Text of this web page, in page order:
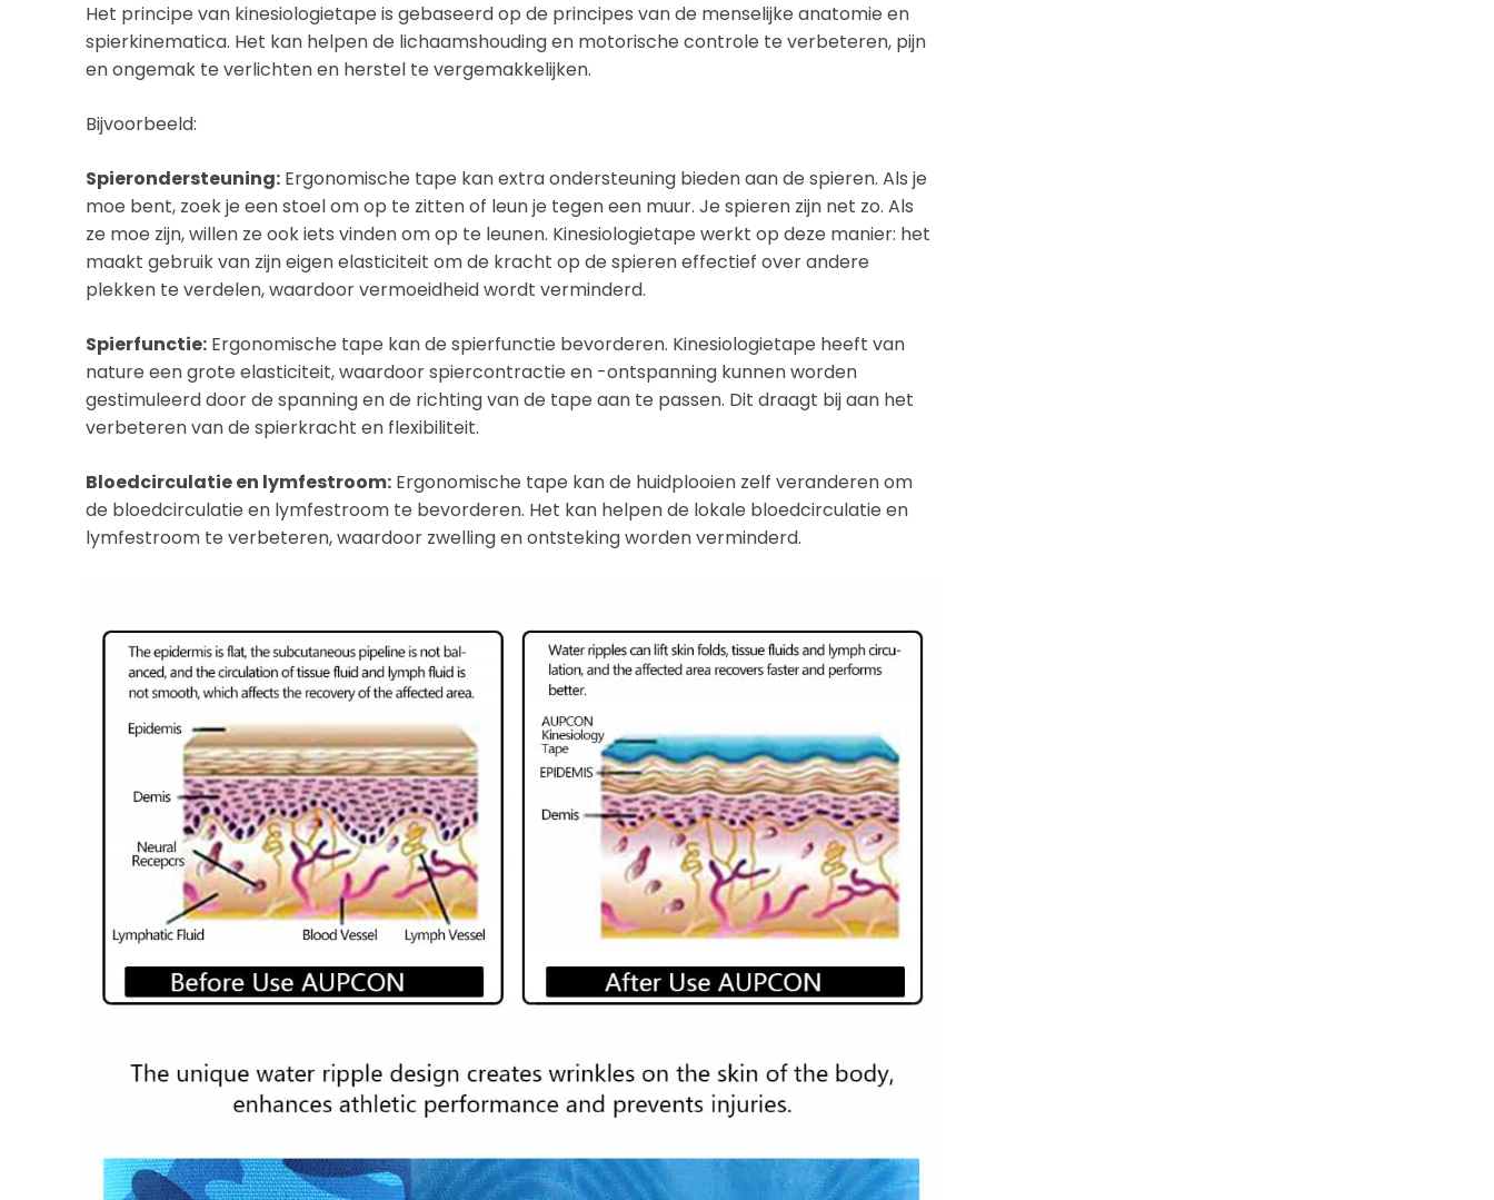
Het principe van kinesiologietape is gebaseerd op de principes van de menselijke anatomie en
spierkinematica. Het kan helpen de lichaamshouding en motorische controle te verbeteren, pijn
en ongemak te verlichten en herstel te vergemakkelijken.
Bijvoorbeeld:
Spierondersteuning: Ergonomische tape kan extra ondersteuning bieden aan de spieren. Als je
moe bent, zoek je een stoel om op te zitten of leun je tegen een muur. Je spieren zijn net zo. Als
ze moe zijn, willen ze ook iets vinden om op te leunen. Kinesiologietape werkt op deze manier: het
maakt gebruik van zijn eigen elasticiteit om de kracht op de spieren effectief over andere
plekken te verdelen, waardoor vermoeidheid wordt verminderd.
Spierfunctie: Ergonomische tape kan de spierfunctie bevorderen. Kinesiologietape heeft van
nature een grote elasticiteit, waardoor spiercontractie en -ontspanning kunnen worden
gestimuleerd door de spanning en de richting van de tape aan te passen. Dit draagt bij aan het
verbeteren van de spierkracht en flexibiliteit.
Bloedcirculatie en lymfestroom: Ergonomische tape kan de huidplooien zelf veranderen om
de bloedcirculatie en lymfestroom te bevorderen. Het kan helpen de lokale bloedcirculatie en
lymfestroom te verbeteren, waardoor zwelling en ontsteking worden verminderd.